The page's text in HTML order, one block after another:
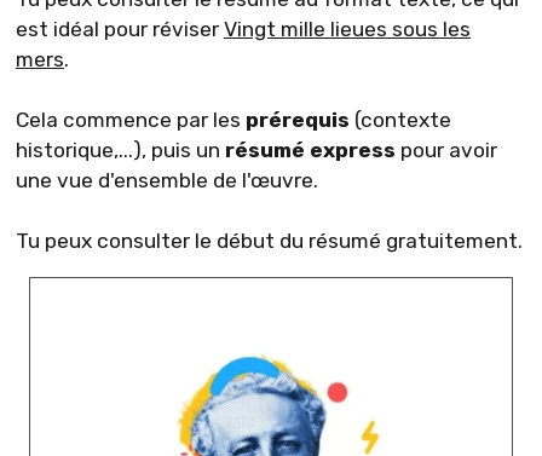
est idéal pour réviser Vingt mille lieues sous les
mers.
Cela commence par les prérequis (contexte
historique,...), puis un résumé express pour avoir
une vue d'ensemble de l'œuvre.
Tu peux consulter le début du résumé gratuitement.